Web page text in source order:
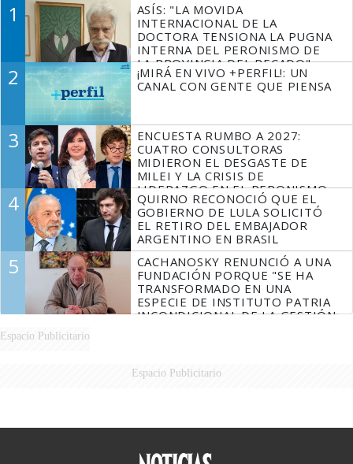
1
ASÍS: "LA MOVIDA
INTERNACIONAL DE LA
DOCTORA TENSIONA LA PUGNA
INTERNA DEL PERONISMO DE
LA PROVINCIA DEL PECADO"
2
¡MIRÁ EN VIVO +PERFIL!: UN
CANAL CON GENTE QUE PIENSA
3
ENCUESTA RUMBO A 2027:
CUATRO CONSULTORAS
MIDIERON EL DESGASTE DE
MILEI Y LA CRISIS DE
LIDERAZGO EN EL PERONISMO
4
QUIRNO RECONOCIÓ QUE EL
GOBIERNO DE LULA SOLICITÓ
EL RETIRO DEL EMBAJADOR
ARGENTINO EN BRASIL
5
CACHANOSKY RENUNCIÓ A UNA
FUNDACIÓN PORQUE "SE HA
TRANSFORMADO EN UNA
ESPECIE DE INSTITUTO PATRIA
INCONDICIONAL DE LA GESTIÓN
Espacio Publicitario
Espacio Publicitario